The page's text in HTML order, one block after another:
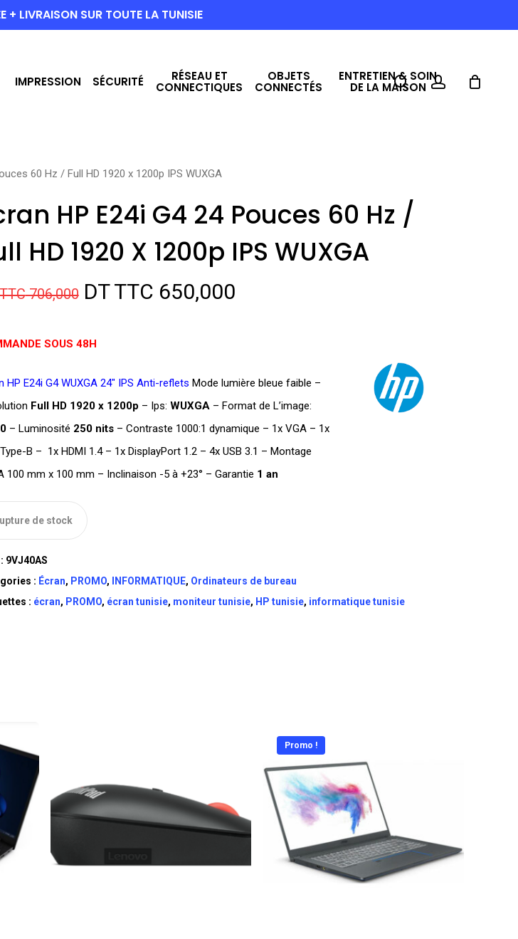
+ LIVRAISON SUR TOUTE LA TUNISIE
IMPRESSION SÉCURITÉ RÉSEAU ET
CONNECTIQUES
OBJETS
CONNECTÉS
ENTRETIEN & SOIN
DE LA MAISONsearchaccount
60 Hz / Full HD 1920 x 1200p IPS WUXGA
HP E24i G4 24 Pouces 60 Hz /
HD 1920 X 1200p IPS WUXGA
706,000 Le
initial
était :
DT
TTC 706,000.
DT TTC 650,000Le
DT
TTC 650,000.
SOUS 48H
HP E24i G4 WUXGA 24″ IPS Anti-reflets Mode lumière bleue faible –
Full HD 1920 x 1200p – Ips: WUXGA – Format de L’image:
– Luminosité 250 nits– Contraste 1000:1 dynamique – 1x VGA – 1x
B – 1x HDMI 1.4 – 1x DisplayPort 1.2 – 4x USB 3.1 – Montage
100 mm x 100 mm – Inclinaison -5 à +23° – Garantie 1 an
de stock
9VJ40AS
: Écran, PROMO, INFORMATIQUE, Ordinateurs de bureau
: écran, PROMO, écran tunisie, moniteur tunisie, HP tunisie, informatique tunisie
Promo !